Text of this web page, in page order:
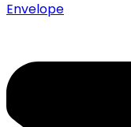
Envelope